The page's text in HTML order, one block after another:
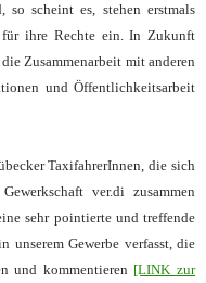
so scheint es, stehen erstmals
für ihre Rechte ein. In Zukunft
Zusammenarbeit mit anderen
und Öffentlichkeitsarbeit
TaxifahrerInnen, die sich
ver.di zusammen
sehr pointierte und treffende
unserem Gewerbe verfasst, die
und kommentieren [LINK zur